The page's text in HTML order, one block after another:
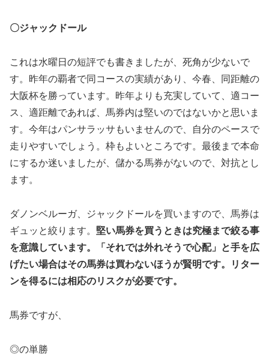
〇ジャックドール
これは水曜日の短評でも書きましたが、死角が少ないで
す。昨年の覇者で同コースの実績があり、今春、同距離の
大阪杯を勝っています。昨年よりも充実していて、適コー
ス、適距離であれば、馬券内は堅いのではないかと思いま
す。今年はパンサラッサもいませんので、自分のペースで
走りやすいでしょう。枠もよいところです。最後まで本命
にするか迷いましたが、儲かる馬券がないので、対抗とし
ます。
ダノンベルーガ、ジャックドールを買いますので、馬券は
ギュッと絞ります。 堅い馬券を買うときは究極まで絞る事
を意識しています。「それでは外れそうで心配」と手を広
げたい場合はその馬券は買わないほうが賢明です。リター
ンを得るには相応のリスクが必要です。
馬券ですが、
◎の単勝